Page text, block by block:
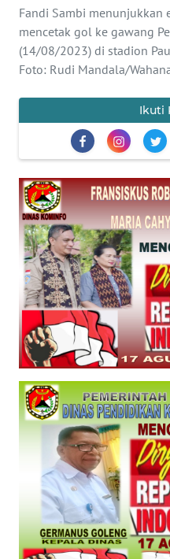
Fandi Sambi menunjukkan
mencetak gol ke gawang
(14/08/2023) di stadion
Foto: Rudi Mandala/
Ikuti
KONTAK
INFO
TENTANG
PEDOMAN
MEDIA
SIBER
REDAKSI
KARIR
DISCLAIMER
Wahana
News
Regional
WN
SUMUT
WN
JAKARTA